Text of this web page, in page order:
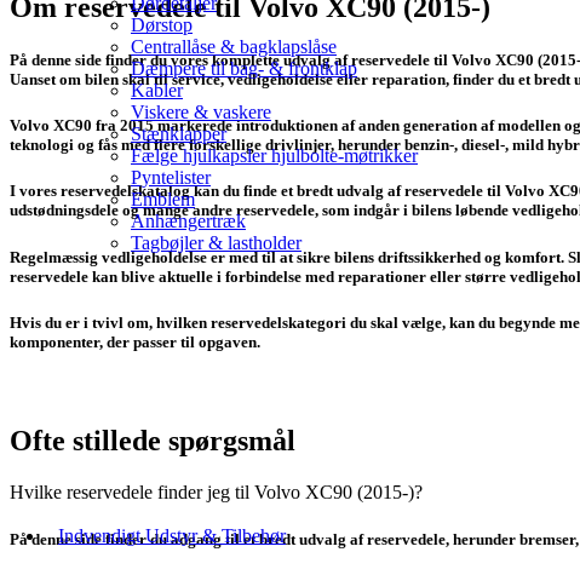
Dørstop
Centrallåse & bagklapslåse
Dæmpere til bag- & frontklap
Kabler
Viskere & vaskere
Stænklapper
Fælge hjulkapsler hjulbolte-møtrikker
Pyntelister
Emblem
Anhængertræk
Tagbøjler & lastholder
Indvendigt Udstyr & Tilbehør
Om reservedele til Volvo XC90 (2015-)
På denne side finder du vores komplette udvalg af reservedele til Volvo XC90
Uanset om bilen skal til service, vedligeholdelse eller reparation, finder du et
Volvo XC90 fra 2015 markerede introduktionen af anden generation af modellen
teknologi og fås med flere forskellige drivlinjer, herunder benzin-, diesel-, mild
I vores reservedelskatalog kan du finde et bredt udvalg af reservedele til Volvo
udstødningsdele og mange andre reservedele, som indgår i bilens løbende
Regelmæssig vedligeholdelse er med til at sikre bilens driftssikkerhed og komfort.
reservedele kan blive aktuelle i forbindelse med reparationer eller større
Hvis du er i tvivl om, hvilken reservedelskategori du skal vælge, kan du begynde
komponenter, der passer til opgaven.
Ofte stillede spørgsmål
Hvilke reservedele finder jeg til Volvo XC90 (2015-)?
På denne side finder du adgang til et bredt udvalg af reservedele, herunder